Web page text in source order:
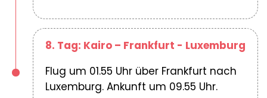
8. Tag: Kairo – Frankfurt - Luxemburg
Flug um 01.55 Uhr über Frankfurt nach
Luxemburg. Ankunft um 09.55 Uhr.